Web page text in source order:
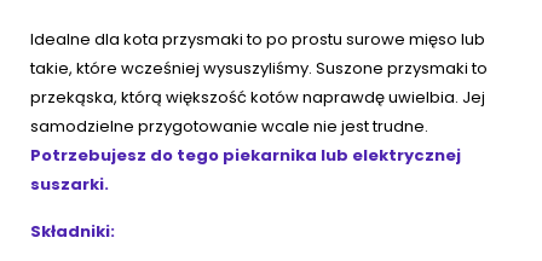
Idealne dla kota przysmaki to po prostu surowe mięso lub
takie, które wcześniej wysuszyliśmy. Suszone przysmaki to
przekąska, którą większość kotów naprawdę uwielbia. Jej
samodzielne przygotowanie wcale nie jest trudne.
Potrzebujesz do tego piekarnika lub elektrycznej
suszarki.
Składniki: